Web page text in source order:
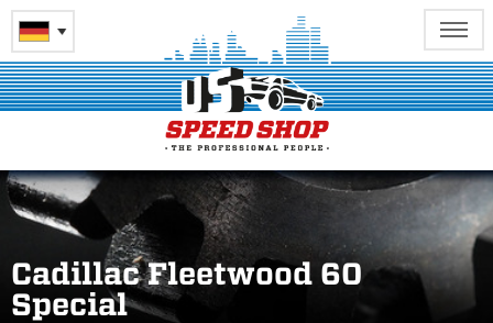
Cadillac Fleetwood 60
Special